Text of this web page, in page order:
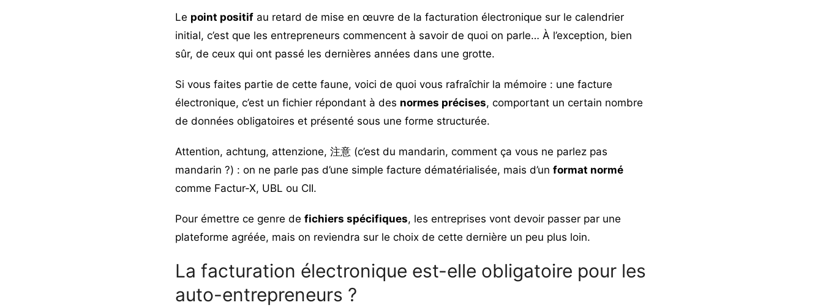
Le point positifau retard de mise en œuvre de la facturation électronique sur le calendrier
initial, c’est que les entrepreneurs commencent à savoir de quoi on parle… À l’exception, bien
sûr, de ceux qui ont passé les dernières années dans une grotte.
Si vous faites partie de cette faune, voici de quoi vous rafraîchir la mémoire : une facture
électronique, c’est un fichier répondant à des normes précises, comportant un certain nombre
de données obligatoires et présenté sous une forme structurée.
Attention, achtung, attenzione, 注意 (c’est du mandarin, comment ça vous ne parlez pas
mandarin ?) : on ne parle pas d’une simple facture dématérialisée, mais d’un format normé
comme Factur-X, UBL ou CII.
Pour émettre ce genre de fichiers spécifiques, les entreprises vont devoir passer par une
plateforme agréée, mais on reviendra sur le choix de cette dernière un peu plus loin.
La facturation électronique est-elle obligatoire pour les
auto-entrepreneurs ?